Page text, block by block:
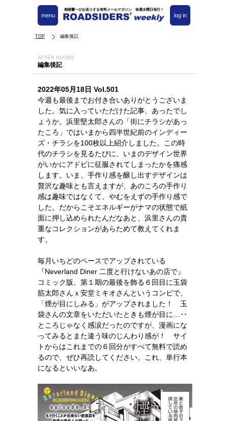
都築響一がお送りする有料メールマガジン 毎週水曜日発行！
log in
menu
TOP 編集後記
AFTER HOURS
編集後記
2022年05月18日 Vol.501
今週も最後までお付き合いありがとうございま
した。気に入っていただけた記事、あったでし
ょうか。浜里堅太郎さんの「街にチラシがあっ
たころ」ではいまから四半世紀前のインディー
ズ・チラシを100枚以上紹介しました。この時
代のチラシを見るたびに、いまのデザイン世界
がいかにアドビに征服されてしまったかを痛感
します。いま、手作り感を醸し出すデザインは
贅沢な趣味とも言えますが、あのころの手作り
感は趣味ではなくて、やむをえずの手作り感で
した。だからこそエネルギーがナマの状態で紙
面に押し込められたんだなあと、浜里さんの貴
重なコレクションがあらためて教えてくれま
す。
毎月いちどのペースでアップされている
『Neverland Diner 二度と行けないあの店で』
コミック版、第１期の最後を飾る６回目に玉袋
筋太郎さんｘ安堂ミキオさんというコンビで、
「煙が目にしみる」がアップされました！ 玉
袋さんの文章をいただいたときも煙が目に…･･
ところじゃなく感涙だったのですが、漫画にな
ってみるとまた違う味のじんわり感が！ サイ
トからはこれまでの６回分がすべて無料で読め
るので、ぜひ再読してください。これ、単行本
になるといいなあ。